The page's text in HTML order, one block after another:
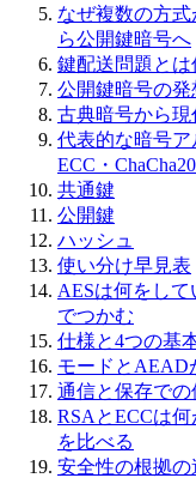
なぜ複数の方
ら公開鍵暗号へ
鍵配送問題とは
公開鍵暗号の発
古典暗号から現
代表的な暗号
ECC・
共通鍵
公開鍵
ハッシュ
使い分け早見表
AESは何をし
でつかむ
仕様と4つの基
モードとAEAD
通信と保存での
RSAとECCは
を比べる
安全性の根拠の